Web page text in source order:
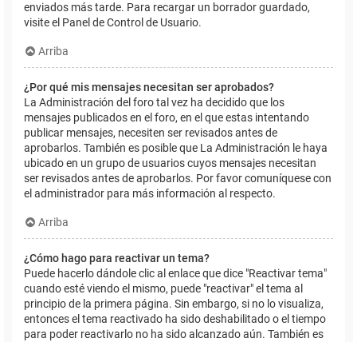
enviados más tarde. Para recargar un borrador guardado,
visite el Panel de Control de Usuario.
Arriba
¿Por qué mis mensajes necesitan ser aprobados?
La Administración del foro tal vez ha decidido que los
mensajes publicados en el foro, en el que estas intentando
publicar mensajes, necesiten ser revisados antes de
aprobarlos. También es posible que La Administración le haya
ubicado en un grupo de usuarios cuyos mensajes necesitan
ser revisados antes de aprobarlos. Por favor comuníquese con
el administrador para más información al respecto.
Arriba
¿Cómo hago para reactivar un tema?
Puede hacerlo dándole clic al enlace que dice "Reactivar tema"
cuando esté viendo el mismo, puede "reactivar" el tema al
principio de la primera página. Sin embargo, si no lo visualiza,
entonces el tema reactivado ha sido deshabilitado o el tiempo
para poder reactivarlo no ha sido alcanzado aún. También es